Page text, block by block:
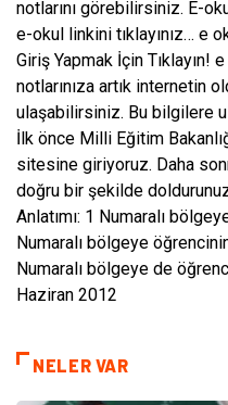
notlarını görebilirsiniz. E-
e-okul linkini tıklayınız… e
Giriş Yapmak İçin Tıklayın!
notlarınıza artık internetin
ulaşabilirsiniz. Bu bilgilere
İlk önce Milli Eğitim
sitesine giriyoruz. Daha
doğru bir şekilde
Anlatımı: 1 Numaralı
Numaralı bölgeye
Numaralı bölgeye de
Haziran 2012
NELER VAR